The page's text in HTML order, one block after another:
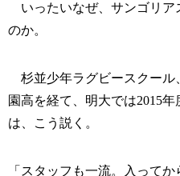
いったいなぜ、サンゴリア
のか。
杉並少年ラグビースクール
園高を経て、明大では2015
は、こう説く。
「スタッフも一流。入って